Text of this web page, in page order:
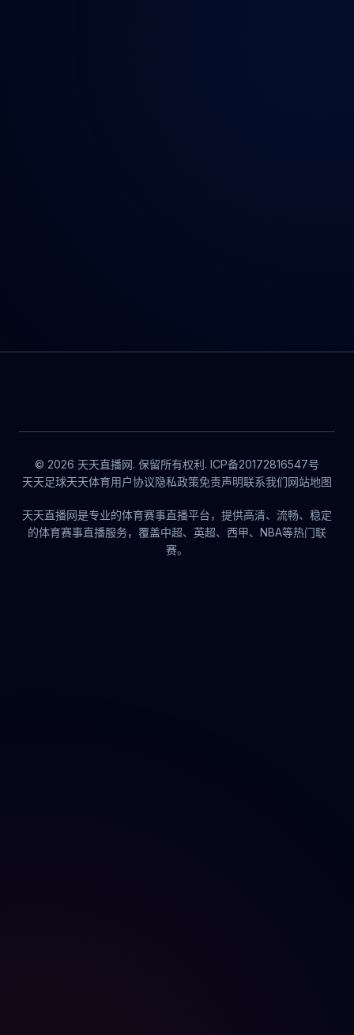
© 2026 天天直播网. 保留所有权利. ICP备20172816547号
天天足球天天体育用户协议隐私政策免责声明联系我们网站地图
天天直播网是专业的体育赛事直播平台，提供高清、流畅、稳定
的体育赛事直播服务，覆盖中超、英超、西甲、NBA等热门联
赛。